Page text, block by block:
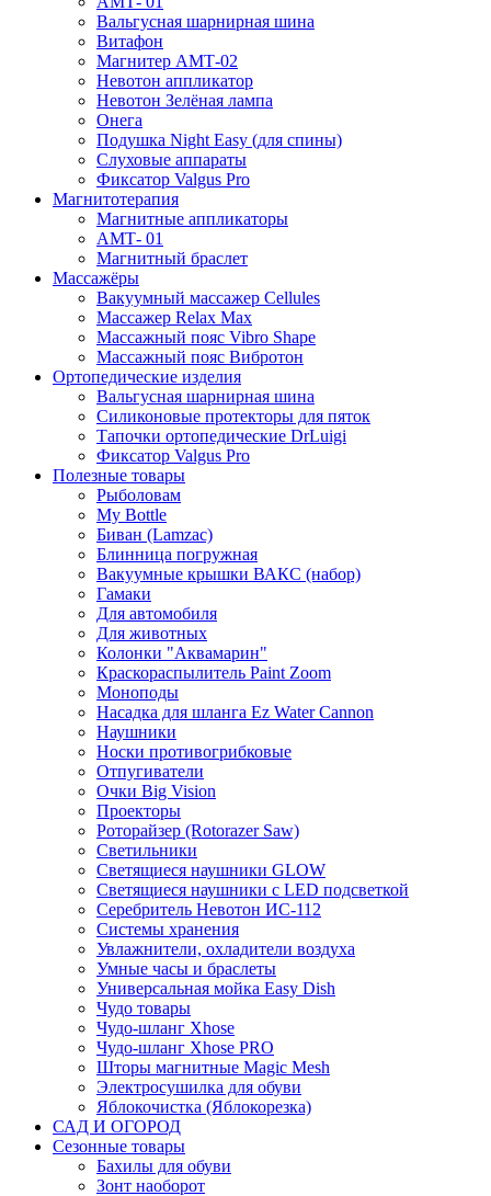
Вальгусная шарнирная шина
Витафон
Магнитер АМТ-02
Невотон аппликатор
Невотон Зелёная лампа
Онега
Подушка Night Easy (для спины)
Слуховые аппараты
Фиксатор Valgus Pro
Магнитотерапия
Магнитные аппликаторы
АМТ- 01
Магнитный браслет
Массажёры
Вакуумный массажер Cellules
Массажер Relax Max
Массажный пояс Vibro Shape
Массажный пояс Вибротон
Ортопедические изделия
Вальгусная шарнирная шина
Силиконовые протекторы для пяток
Тапочки ортопедические DrLuigi
Фиксатор Valgus Pro
Полезные товары
Рыболовам
My Bottle
Биван (Lamzac)
Блинница погружная
Вакуумные крышки ВАКС (набор)
Гамаки
Для автомобиля
Для животных
Колонки "Аквамарин"
Краскораспылитель Paint Zoom
Моноподы
Насадка для шланга Ez Water Cannon
Наушники
Носки противогрибковые
Отпугиватели
Очки Big Vision
Проекторы
Роторайзер (Rotorazer Saw)
Светильники
Светящиеся наушники GLOW
Светящиеся наушники с LED подсветкой
Серебритель Невотон ИС-112
Системы хранения
Увлажнители, охладители воздуха
Умные часы и браслеты
Универсальная мойка Easy Dish
Чудо товары
Чудо-шланг Xhose
Чудо-шланг Xhose PRO
Шторы магнитные Magic Mesh
Электросушилка для обуви
Яблокочистка (Яблокорезка)
САД И ОГОРОД
Сезонные товары
Бахилы для обуви
Зонт наоборот